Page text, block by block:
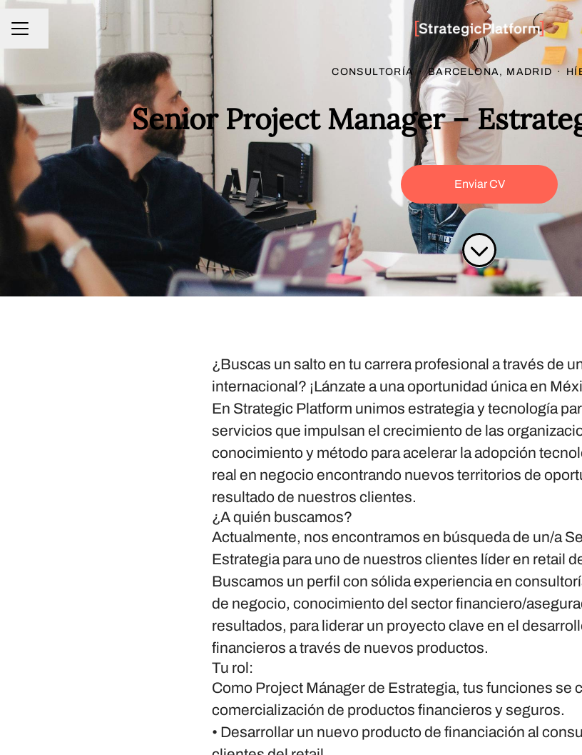
Menú de empleo
Compartir página
CONSULTORÍA · BARCELONA, MADRID ·
Senior Project Manager –
Enviar CV
¿Buscas un salto en tu carrera profesional a través de
internacional? ¡Lánzate a una oportunidad única en
En Strategic Platform unimos estrategia y tecnología
servicios que impulsan el crecimiento de las
conocimiento y método para acelerar la adopción
real en negocio encontrando nuevos territorios de
resultado de nuestros clientes.
¿A quién buscamos?
Actualmente, nos encontramos en búsqueda de un/a
Estrategia para uno de nuestros clientes líder en retail
Buscamos un perfil con sólida experiencia en
de negocio, conocimiento del sector financiero/
resultados, para liderar un proyecto clave en el
financieros a través de nuevos productos.
Tu rol:
Como Project Mánager de Estrategia, tus funciones se
comercialización de productos financieros y seguros.
• Desarrollar un nuevo producto de financiación al